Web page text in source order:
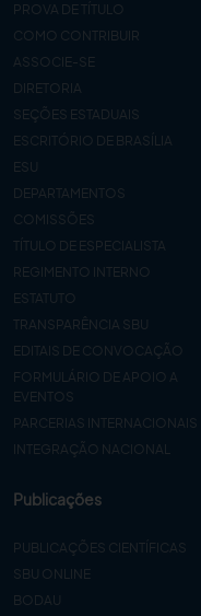
PROVA DE TÍTULO
COMO CONTRIBUIR
ASSOCIE-SE
DIRETORIA
SEÇÕES ESTADUAIS
ESCRITÓRIO DE BRASÍLIA
ESU
DEPARTAMENTOS
COMISSÕES
TÍTULO DE ESPECIALISTA
REGIMENTO INTERNO
ESTATUTO
TRANSPARÊNCIA SBU
EDITAIS DE CONVOCAÇÃO
FORMULÁRIO DE APOIO A
EVENTOS
PARCERIAS INTERNACIONAIS
INTEGRAÇÃO NACIONAL
Publicações
PUBLICAÇÕES CIENTÍFICAS
SBU ONLINE
BODAU